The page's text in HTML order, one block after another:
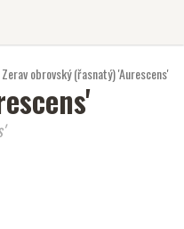
Zerav obrovský (řasnatý) 'Aurescens'